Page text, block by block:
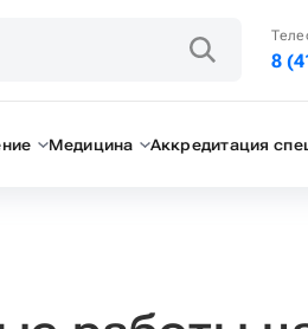
8
Медицина Аккредитация